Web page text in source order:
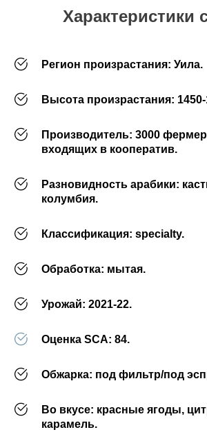
Характеристики
Регион произрастания: Уила.
Высота произрастания:
Производитель: 3000
входящих в кооператив.
Разновидность арабики:
колумбия.
Классификация: specialty.
Обработка: мытая.
Урожай: 2021-22.
Оценка SCA: 84.
Обжарка: под фильтр/под
Во вкусе: красные ягоды,
карамель.